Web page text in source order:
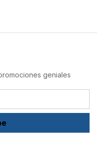
geniales